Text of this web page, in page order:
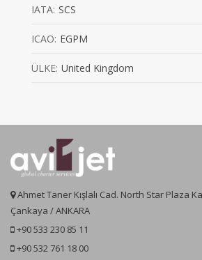
IATA: SCS
ICAO: EGPM
ÜLKE: United Kingdom
Ahmet Taner Kışlalı Cad. North Star Plaza
Çankaya / ANKARA
+90 533 230 85 11
+90 532 761 18 00